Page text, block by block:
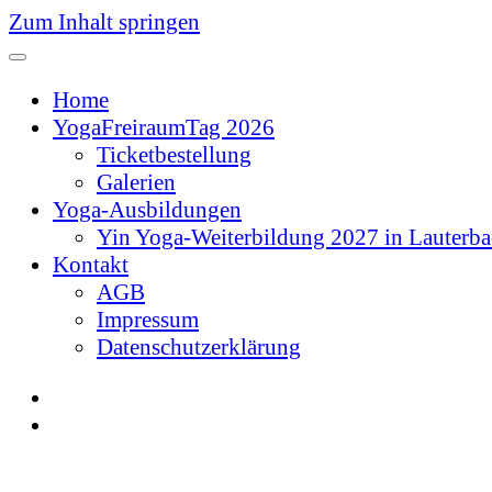
Zum Inhalt springen
Home
YogaFreiraumTag 2026
Ticketbestellung
Galerien
Yoga-Ausbildungen
Yin Yoga-Weiterbildung 2027 in
Kontakt
AGB
Impressum
Datenschutzerklärung